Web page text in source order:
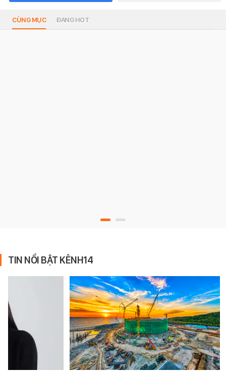
CÙNG MỤC ĐANG HOT
TIN NỔI BẬT KÊNH14